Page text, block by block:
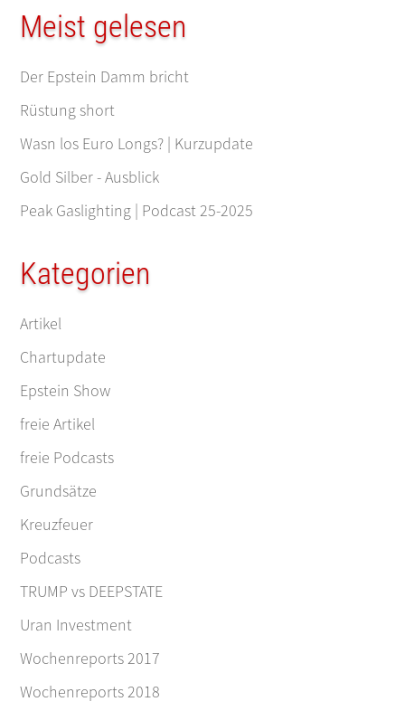
Meist gelesen
Der Epstein Damm bricht
Rüstung short
Wasn los Euro Longs? | Kurzupdate
Gold Silber - Ausblick
Peak Gaslighting | Podcast 25-2025
Kategorien
Artikel
Chartupdate
Epstein Show
freie Artikel
freie Podcasts
Grundsätze
Kreuzfeuer
Podcasts
TRUMP vs DEEPSTATE
Uran Investment
Wochenreports 2017
Wochenreports 2018